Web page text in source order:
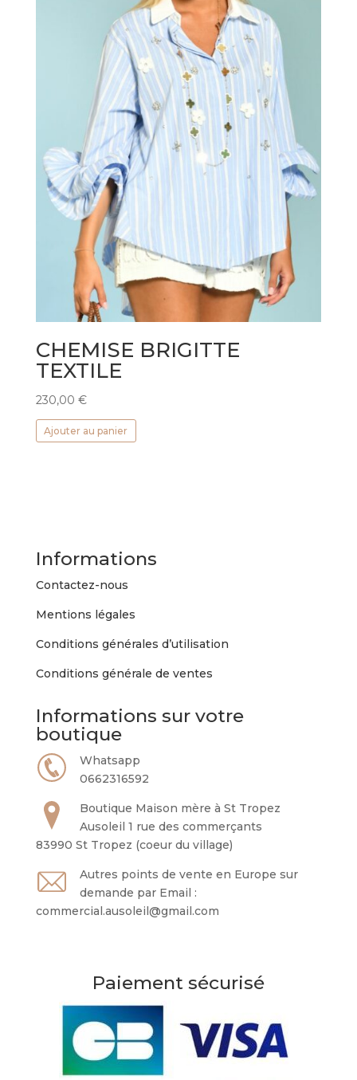
CHEMISE BRIGITTE
TEXTILE
230,00 €
Ajouter au panier
Informations
Contactez-nous
Mentions légales
Conditions générales d’utilisation
Conditions générale de ventes
Informations sur votre
boutique
Whatsapp
0662316592
Boutique Maison mère à St Tropez
Ausoleil 1 rue des commerçants
83990 St Tropez (coeur du village)
Autres points de vente en Europe sur
demande par Email :
commercial.ausoleil@gmail.com
Paiement sécurisé